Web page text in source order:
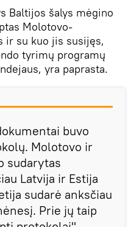
Baltijos šalys mėgino
Molotovo-
ir su kuo jis susijęs,
tyrimų programų
yra paprasta.
buvo
Molotovo ir
sudarytas
Latvija ir Estija
sudarė anksčiau
Prie jų taip